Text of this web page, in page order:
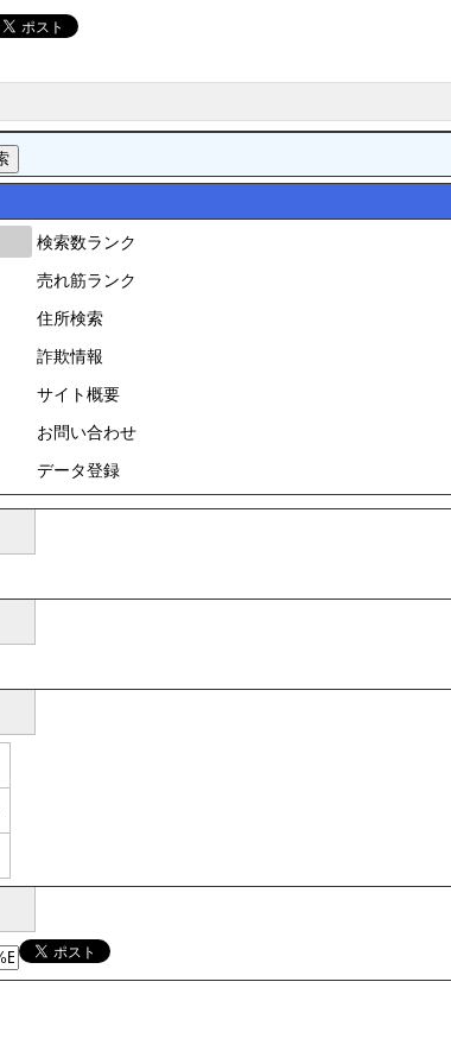
検索数ランク
売れ筋ランク
住所検索
詐欺情報
サイト概要
お問い合わせ
データ登録